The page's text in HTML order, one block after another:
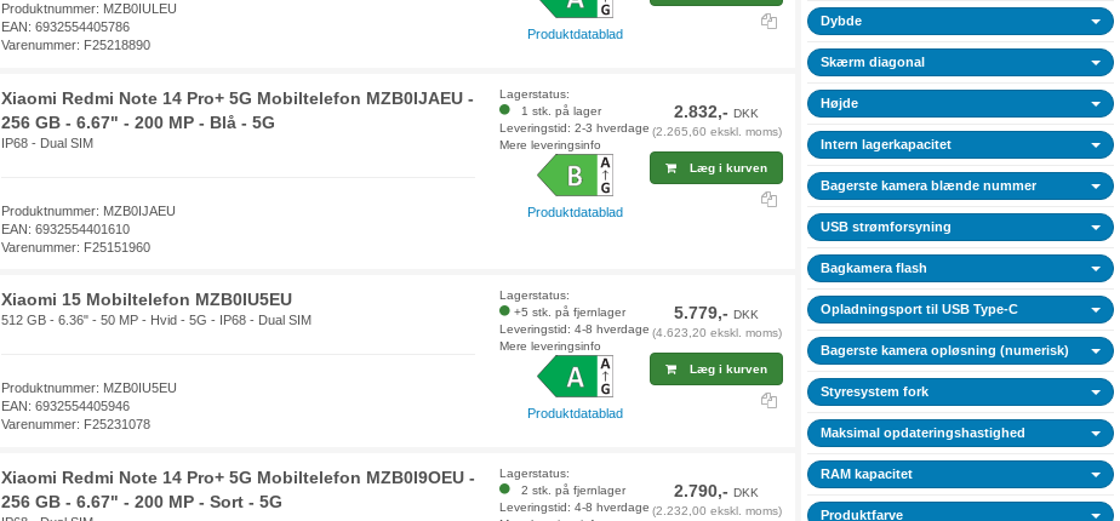
Dybde
Skærm diagonal
Højde
Intern lagerkapacitet
Bagerste kamera blænde nummer
USB strømforsyning
Bagkamera flash
Opladningsport til USB Type-C
Bagerste kamera opløsning (numerisk)
Styresystem fork
Maksimal opdateringshastighed
RAM kapacitet
Produktfarve
Produktnummer: MZB0IULEU
EAN: 6932554405786
Varenummer: F25218890
Produktdatablad
Xiaomi Redmi Note 14 Pro+ 5G Mobiltelefon MZB0IJAEU -
256 GB - 6.67" - 200 MP - Blå - 5G
IP68 - Dual SIM
Produktnummer: MZB0IJAEU
EAN: 6932554401610
Varenummer: F25151960
Lagerstatus:
1 stk. på lager
Leveringstid: 2-3 hverdage
Mere leveringsinfo
Produktdatablad
2.832,-DKK
(2.265,60 ekskl. moms)
Læg i kurven
Xiaomi 15 Mobiltelefon MZB0IU5EU
512 GB - 6.36" - 50 MP - Hvid - 5G - IP68 - Dual SIM
Produktnummer: MZB0IU5EU
EAN: 6932554405946
Varenummer: F25231078
Lagerstatus:
+5 stk. på fjernlager
Leveringstid: 4-8 hverdage
Mere leveringsinfo
Produktdatablad
5.779,-DKK
(4.623,20 ekskl. moms)
Læg i kurven
Xiaomi Redmi Note 14 Pro+ 5G Mobiltelefon MZB0I9OEU -
256 GB - 6.67" - 200 MP - Sort - 5G
Lagerstatus:
2 stk. på fjernlager
Leveringstid: 4-8 hverdage
2.790,-DKK
(2.232,00 ekskl. moms)